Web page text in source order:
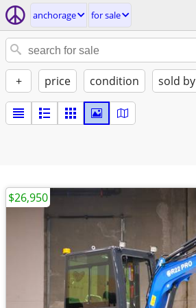
anchorage for sale
+ price condition sold by
$26,950